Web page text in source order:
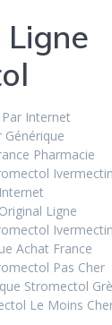
Internet
Générique
Pharmacie
Ligne
Achat France
Pas Cher
Stromectol
Le Moins